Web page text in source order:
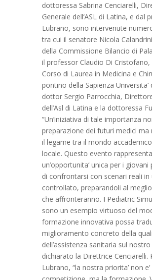
dottoressa Sabrina Cenciarelli,
Generale dell’ASL di Latina, e dal
Lubrano, sono intervenute
tra cui il senatore Nicola
della Commissione Bilancio di
il professor Claudio Di Cristofano,
Corso di Laurea in Medicina e
pontino della Sapienza Universita’
dottor Sergio Parrocchia,
dell’Asl di Latina e la dottoressa
“Un’iniziativa di tale importanza
preparazione dei futuri medici ma
il legame tra il mondo accademico
locale. Questo evento rappresenta
un’opportunita’ unica per i
di confrontarsi con scenari reali in
controllato, preparandoli al
che affronteranno. I Pediatric
sono un esempio virtuoso del
formazione innovativa possa
miglioramento concreto della
dell’assistenza sanitaria sul
dichiarato la Direttrice Cenciarelli.
Lubrano, “la nostra priorita’ non e’